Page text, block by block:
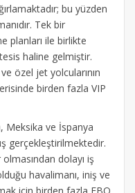
bu yüzden
Tek bir
planları ile birlikte
haline gelmiştir.
özel jet yolcularının
birden fazla VIP
Meksika ve İspanya
gerçekleştirilmektedir.
dolayı iş
havalimanı, iniş ve
için birden fazla FBO